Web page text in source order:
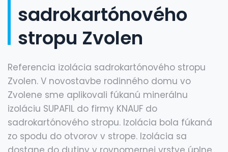
sadrokartónového
stropu Zvolen
Referencia izolácia sadrokartónového stropu
Zvolen. V novostavbe rodinného domu vo
Zvolene sme aplikovali fúkanú minerálnu
izoláciu SUPAFIL do firmy KNAUF do
sadrokartónového stropu. Izolácia bola fúkaná
zo spodu do otvorov v strope. Izolácia sa